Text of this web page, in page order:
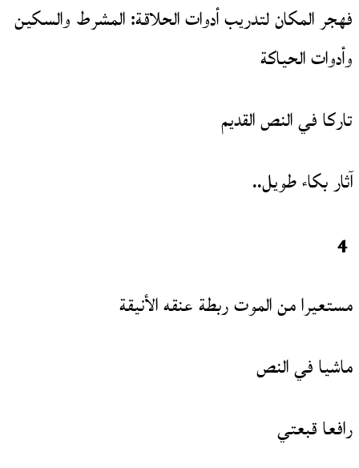
فهجر المكان لتدريب أدوات الحلاقة: المشرط والسكين
وأدوات الحياكة
تاركا في النص القديم
آثار بكاء طويل..
4
مستعيرا من الموت ربطة عنقه الأنيقة
ماشيا في النص
رافعا قبعتي